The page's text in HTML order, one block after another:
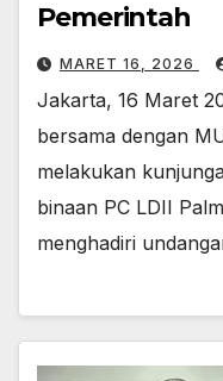
Pemerintah
MARET 16, 2026
Jakarta, 16 Maret
bersama dengan
melakukan
binaan PC LDII
menghadiri